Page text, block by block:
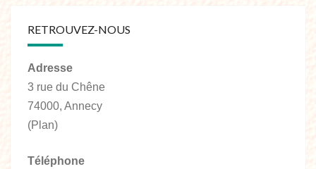
RETROUVEZ-NOUS
Adresse
3 rue du Chêne
74000, Annecy
(Plan)
Téléphone